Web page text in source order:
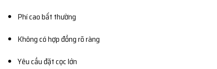
Phí cao bất thường
Không có hợp đồng rõ ràng
Yêu cầu đặt cọc lớn